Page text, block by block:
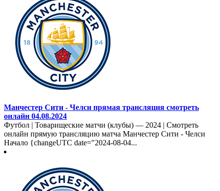
Манчестер Сити - Челси прямая трансляция смотреть
онлайн 04.08.2024
Футбол | Товарищеские матчи (клубы) — 2024 | Смотреть
онлайн прямую трансляцию матча Манчестер Сити - Челси
Начало {changeUTC date="2024-08-04...